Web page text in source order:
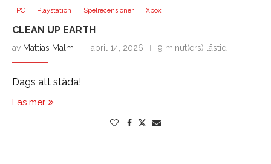
PC Playstation Spelrecensioner Xbox
CLEAN UP EARTH
av Mattias Malm april 14, 2026 9 minut(ers) lästid
Dags att städa!
Läs mer